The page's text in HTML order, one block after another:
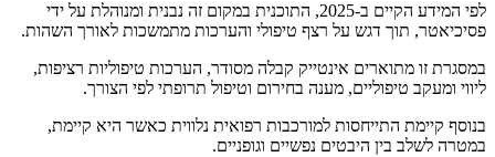
לפי המידע הקיים ב-2025, התוכנית במקום זה נבנית ומנוהלת על ידי
פסיכיאטר, תוך דגש על רצף טיפולי והערכות מתמשכות לאורך השהות.
במסגרת זו מתוארים אינטייק קבלה מסודר, הערכות טיפוליות רציפות,
ליווי ומעקב טיפוליים, מענה בחירום וטיפול תרופתי לפי הצורך.
בנוסף קיימת התייחסות למורכבות רפואית נלווית כאשר היא קיימת,
במטרה לשלב בין היבטים נפשיים וגופניים.